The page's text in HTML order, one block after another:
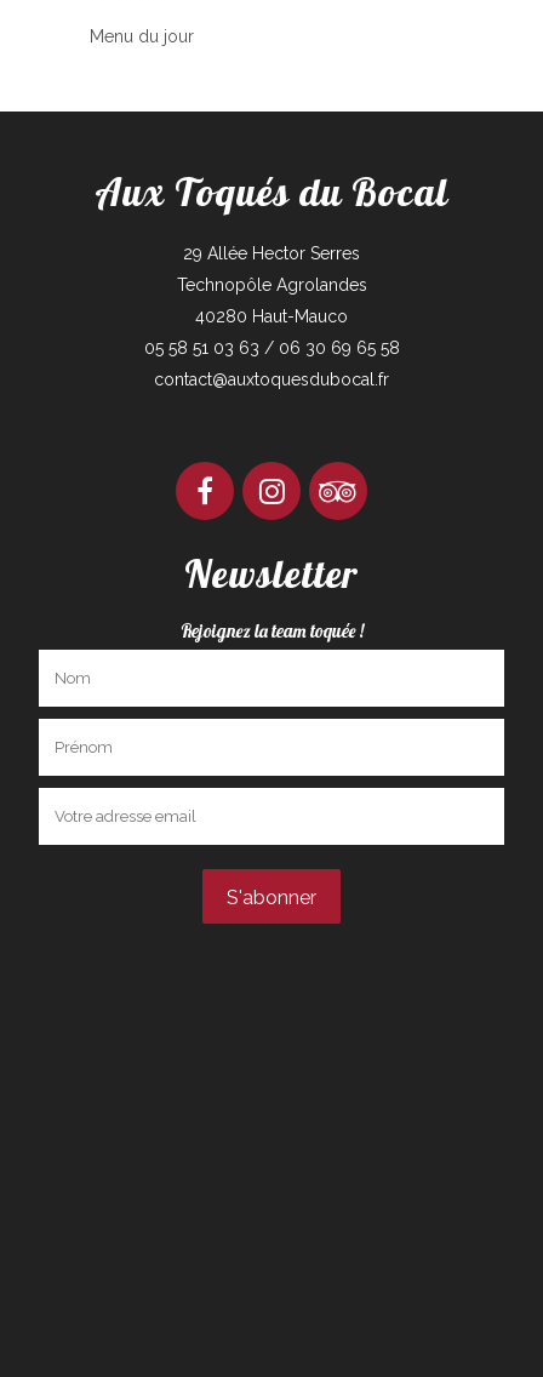
Menu du jour
Aux Toqués du Bocal
29 Allée Hector Serres
Technopôle Agrolandes
40280 Haut-Mauco
05 58 51 03 63 / 06 30 69 65 58
contact@auxtoquesdubocal.fr
Newsletter
Rejoignez la team toquée !